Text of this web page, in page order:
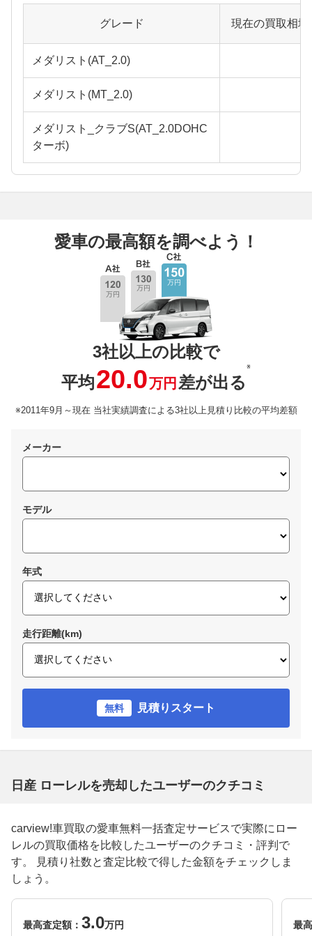
グレード 現在の買取相
メダリスト(AT_2.0)
メダリスト(MT_2.0)
メダリスト_クラブS(AT_2.0DOHC
ターボ)
愛車の最高額を調べよう！
3社以上の比較で
平均20.0万円 差が出る
※
※2011年9月～現在 当社実績調査による3社以上見積り比較の平均差額
メーカー
モデル
年式
走行距離(km)
無料 見積りスタート
日産 ローレルを売却したユーザーのクチコミ
carview!車買取の愛車無料一括査定サービスで実際にロー
レルの買取価格を比較したユーザーのクチコミ・評判で
す。 見積り社数と査定比較で得した金額をチェックしま
しょう。
最高査定額： 3.0万円
最